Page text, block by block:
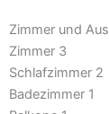
Zimmer und
Zimmer 3
Schlafzimmer 2
Badezimmer 1